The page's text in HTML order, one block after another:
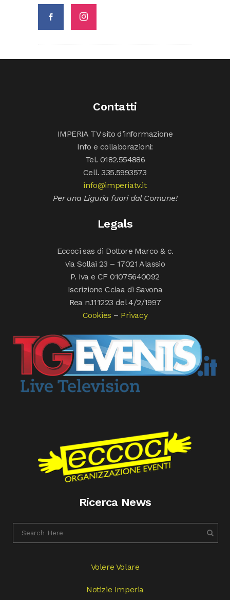
Contatti
IMPERIA TV sito d’informazione
Info e collaborazioni:
Tel. 0182.554886
Cell. 335.5993573
info@imperiatv.it
Per una Liguria fuori dal Comune!
Legals
Eccoci sas di Dottore Marco & c.
via Sollai 23 – 17021 Alassio
P. Iva e CF 01075640092
Iscrizione Cciaa di Savona
Rea n.111223 del 4/2/1997
Cookies – Privacy
Ricerca News
Volere Volare
Notizie Imperia